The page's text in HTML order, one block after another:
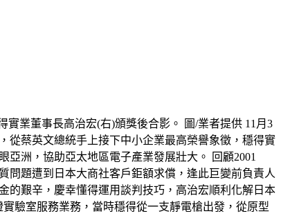
實業董事長高治宏(右)頒獎後合影。 圖/業者提供 11月3
從蔡英文總統手上接下中小企業最高榮譽象徵，穩得實
洲，協助亞太地區電子產業發展壯大。 回顧2001
問題遭到日本大商社客戶鉅額求償，逢此巨變前負責人
的艱辛，慶幸懂得運用談判技巧，高治宏順利化解日本
驗室服務業務，當時穩得從一支靜電槍出發，從原型